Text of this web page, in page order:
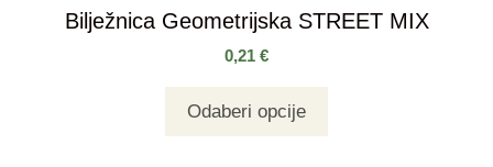
Bilježnica Geometrijska STREET MIX
0,21 €
Odaberi opcije